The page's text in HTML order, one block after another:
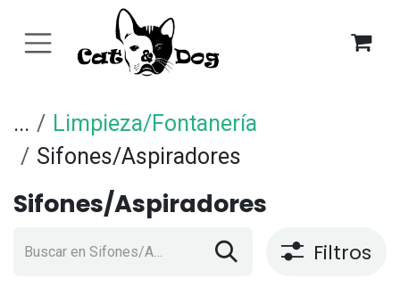
...
Limpieza/Fontanería
Sifones/Aspiradores
Sifones/Aspiradores
Filtros